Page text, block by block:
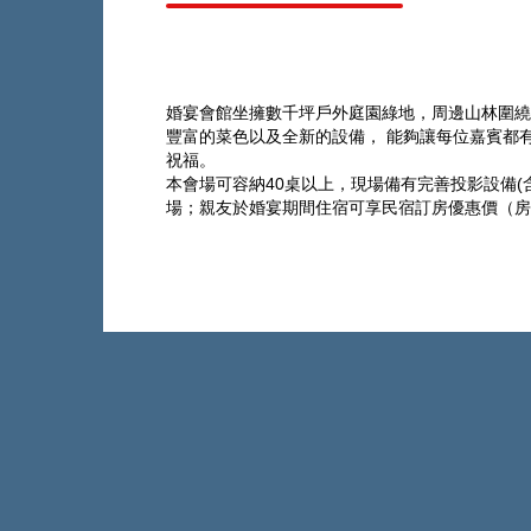
婚宴會館坐擁數千坪戶外庭園綠地，周邊山林圍
豐富的菜色以及全新的設備， 能夠讓每位嘉賓
祝福。
本會場可容納40桌以上，現場備有完善投影設備
場；親友於婚宴期間住宿可享民宿訂房優惠價（